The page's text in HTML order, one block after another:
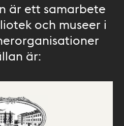
är ett samarbete
och museer i
är: